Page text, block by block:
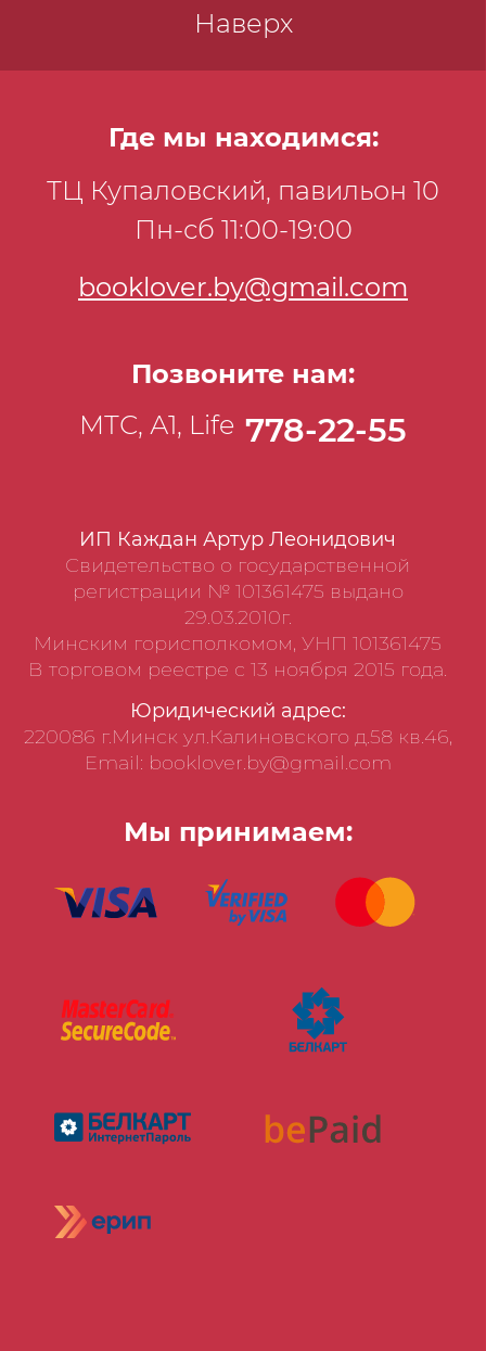
Наверх
ИП Каждан Артур Леонидович
Свидетельство о государственной
регистрации № 101361475 выдано
29.03.2010г.
Минским горисполкомом, УНП 101361475
В торговом реестре с 13 ноября 2015 года.
Юридический адрес:
220086 г.Минск ул.Калиновского д.58 кв.46,
Email: booklover.by@gmail.com
Мы принимаем:
Где мы находимся:
ТЦ Купаловский, павильон 10
Пн-сб 11:00-19:00
booklover.by@gmail.com
Позвоните нам:
МТС, А1, Life 778-22-55